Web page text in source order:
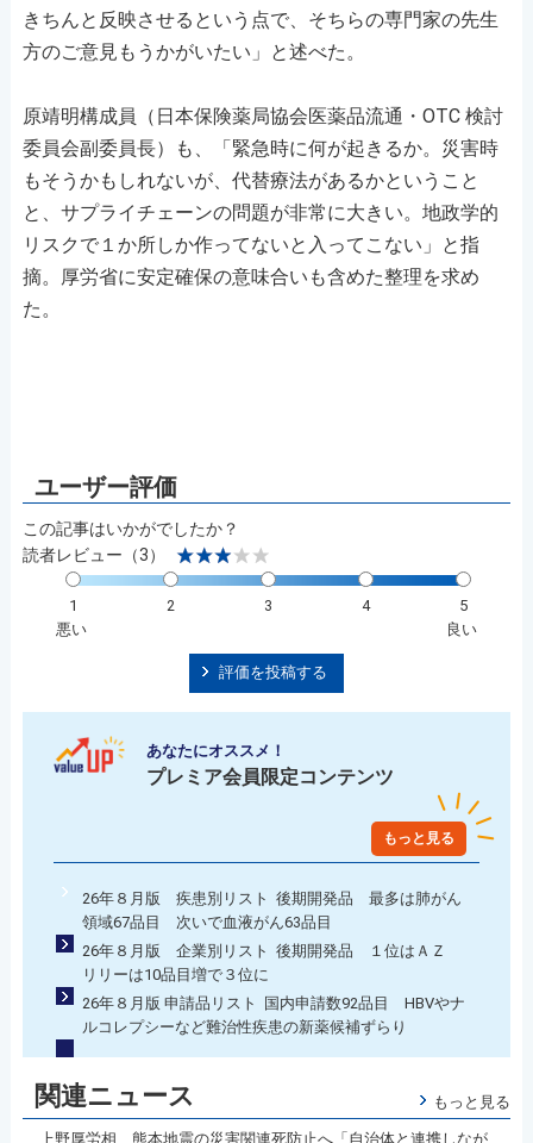
きちんと反映させるという点で、そちらの専門家の先生
方のご意見もうかがいたい」と述べた。
原靖明構成員（日本保険薬局協会医薬品流通・OTC 検討
委員会副委員長）も、「緊急時に何が起きるか。災害時
もそうかもしれないが、代替療法があるかということ
と、サプライチェーンの問題が非常に大きい。地政学的
リスクで１か所しか作ってないと入ってこない」と指
摘。厚労省に安定確保の意味合いも含めた整理を求め
た。
この記事はいかがでしたか？
読者レビュー（3）
1 2 3 4
5
悪い
良い
評価を投稿する
あなたにオススメ！
プレミア会員限定コンテンツ
もっと見る
26年８月版 疾患別リスト 後期開発品 最多は肺がん
領域67品目 次いで血液がん63品目
26年８月版 企業別リスト 後期開発品 １位はＡＺ
リリーは10品目増で３位に
26年８月版 申請品リスト 国内申請数92品目 HBVやナ
ルコレプシーなど難治性疾患の新薬候補ずらり
関連ニュース もっと見る
上野厚労相 熊本地震の災害関連死防止へ「自治体と連携しなが